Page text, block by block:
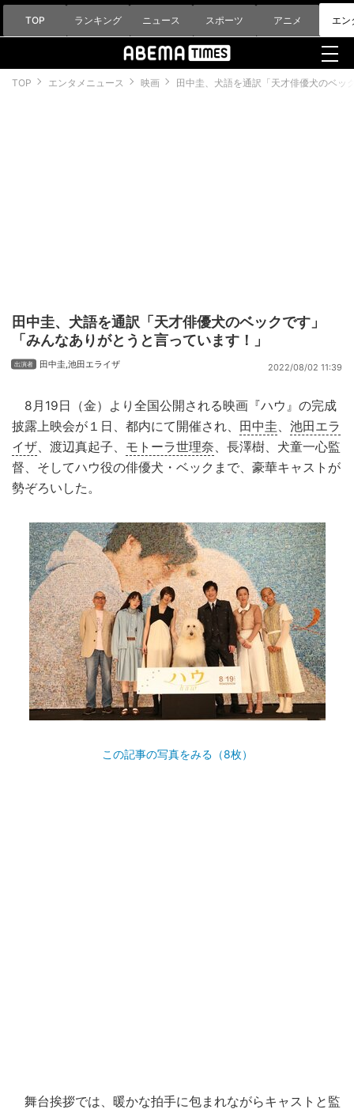
TOP ランキング ニュース スポーツ アニメ エン
TOP エンタメニュース 映画 田中圭、犬語を通訳「天才俳優犬のベッ
田中圭、犬語を通訳「天才俳優犬のベックです」
「みんなありがとうと言っています！」
田中圭 池田エライザ 2022/08/02 11:39
8月19日（金）より全国公開される映画『ハウ』の完成
披露上映会が１日、都内にて開催され、 田中圭
池田エラ
イザ 、渡辺真起子、 モトーラ世理奈 、長澤樹、犬童一心監
督、そしてハウ役の俳優犬・ベックまで、豪華キャストが
勢ぞろいした。
この記事の写真をみる（8枚）
舞台挨拶では、暖かな拍手に包まれながらキャストと監